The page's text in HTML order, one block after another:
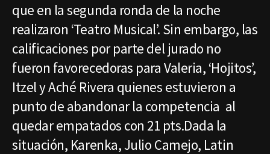
que en la segunda ronda de la noche
realizaron ‘Teatro Musical’. Sin embargo, las
calificaciones por parte del jurado no
fueron favorecedoras para Valeria, ‘Hojitos’,
Itzel y Aché Rivera quienes estuvieron a
punto de abandonar la competencia al
quedar empatados con 21 pts.Dada la
situación, Karenka, Julio Camejo, Latin